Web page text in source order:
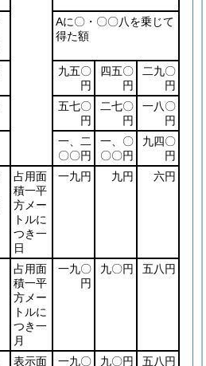
Aに〇・〇〇八を乗じて
得た額
九五〇
円
四五〇
円
二九〇
円
五七〇
円
二七〇
円
一八〇
円
一、二
〇〇円
一、〇
〇〇円
九四〇
円
占用面
積一平
方メー
トルに
つき一
日
一九円 九円 六円
占用面
積一平
方メー
トルに
つき一
月
一九〇
円
九〇円 五八円
表示面
一九〇
九〇円 五八円